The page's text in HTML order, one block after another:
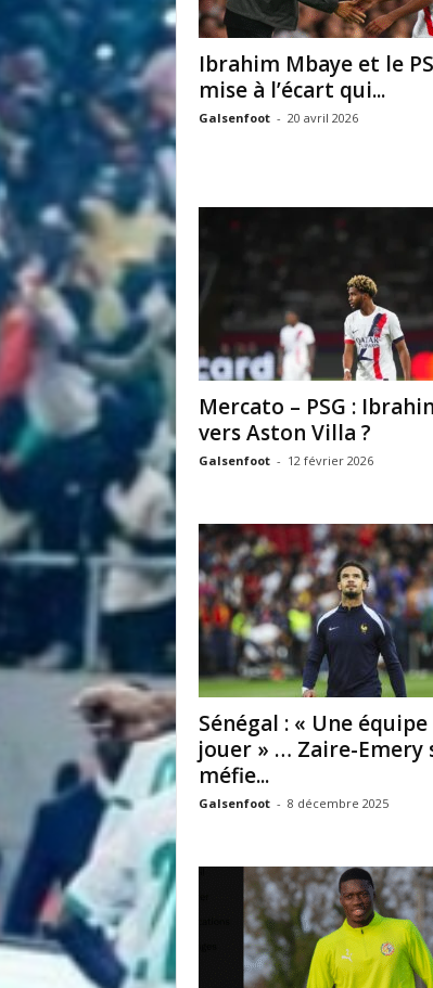
u
F
o
t
a
S
é
é
g
l
a
i
s
Ibrahim Mbaye et le
mise à l’écart qui...
Galsenfoot - 20 avril 2026
Mercato – PSG :
vers Aston Villa ?
Galsenfoot - 12 février 2026
Sénégal : « Une
jouer » … Zaire-Emery
méfie...
Galsenfoot - 8 décembre 2025